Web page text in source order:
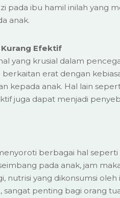
pada ibu hamil inilah yang
anak.
Kurang Efektif
yang krusial dalam
berkaitan erat dengan
kepada anak. Hal lain
juga dapat menjadi
berbagai hal
pada anak, jam
nutrisi yang dikonsumsi
sangat penting bagi orang